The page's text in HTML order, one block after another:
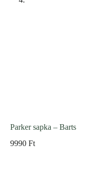
Parker sapka – Barts
9990 Ft